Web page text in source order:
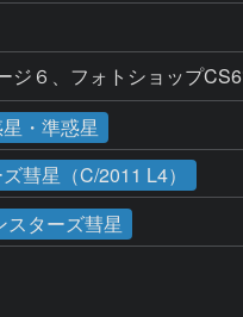
ジ６、フォトショップ
・準惑星
彗星（C/2011 L4）
スターズ彗星